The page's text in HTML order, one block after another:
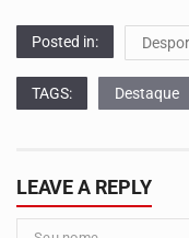
Posted in:
TAGS: Destaque
LEAVE A REPLY